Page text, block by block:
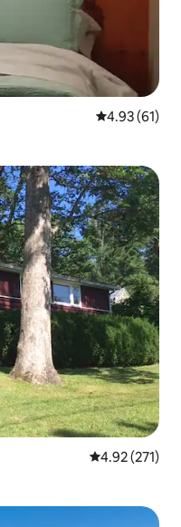
คะแนนเฉลี่ย
4.93 (61)
คะแนนเฉลี่ย
4.92 (271)